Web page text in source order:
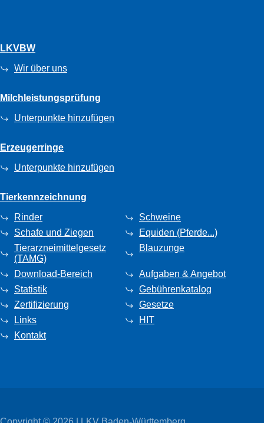
LKVBW
Wir über uns
Milchleistungsprüfung
Unterpunkte hinzufügen
Erzeugerringe
Unterpunkte hinzufügen
Tierkennzeichnung
Rinder
Schweine
Schafe und Ziegen
Equiden (Pferde...)
Tierarzneimittelgesetz
(TAMG)
Blauzunge
Download-Bereich
Aufgaben & Angebot
Statistik
Gebührenkatalog
Zertifizierung
Gesetze
Links
HIT
Kontakt